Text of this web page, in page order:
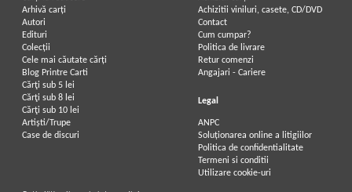
Arhivă carți
Autori
Edituri
Colecții
Cele mai căutate cărți
Blog Printre Carti
Cărţi sub 5 lei
Cărţi sub 8 lei
Cărţi sub 10 lei
Artiști/Trupe
Case de discuri
Achizitii viniluri, casete, CD/DVD
Contact
Cum cumpar?
Politica de livrare
Retur comenzi
Angajari - Cariere
Legal
ANPC
Soluționarea online a litigiilor
Politica de confidentialitate
Termeni si conditii
Utilizare cookie-uri